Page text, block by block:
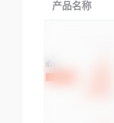
产品名称